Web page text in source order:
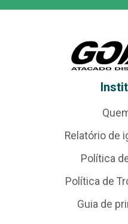
Relatório de
Política
Política de
Guia de